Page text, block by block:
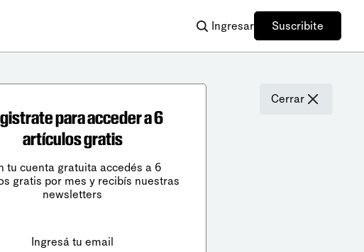
Ingresar Suscribite
Cerrar
para acceder a 6
artículos gratis
tu cuenta gratuita accedés a 6
gratis por mes y recibís nuestras
newsletters
Ingresá tu email